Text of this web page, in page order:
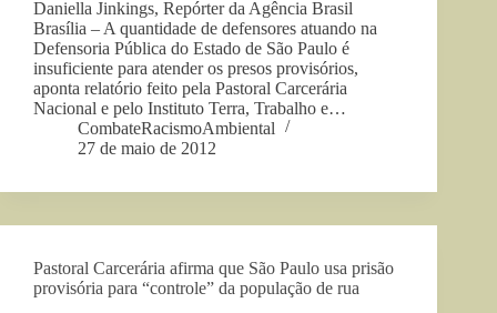
Daniella Jinkings, Repórter da Agência Brasil
Brasília – A quantidade de defensores atuando na
Defensoria Pública do Estado de São Paulo é
insuficiente para atender os presos provisórios,
aponta relatório feito pela Pastoral Carcerária
Nacional e pelo Instituto Terra, Trabalho e…
CombateRacismoAmbiental
27 de maio de 2012
Pastoral Carcerária afirma que São Paulo usa prisão
provisória para “controle” da população de rua